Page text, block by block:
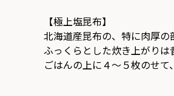
【極上塩昆布】
北海道産昆布の、特に肉厚の
ふっくらとした炊き上がりは
ごはんの上に４～５枚のせて